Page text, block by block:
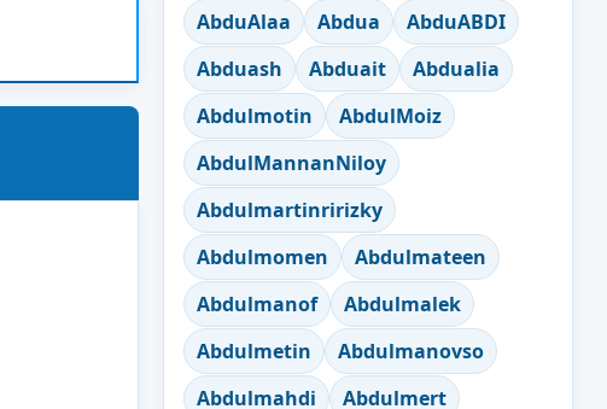
AbduAlaa
Abdua
AbduABDI
Abduash
Abduait
Abdualia
Abdulmotin
AbdulMoiz
AbdulMannanNiloy
Abdulmartinririzky
Abdulmomen
Abdulmateen
Abdulmanof
Abdulmalek
Abdulmetin
Abdulmanovso
Abdulmahdi
Abdulmert